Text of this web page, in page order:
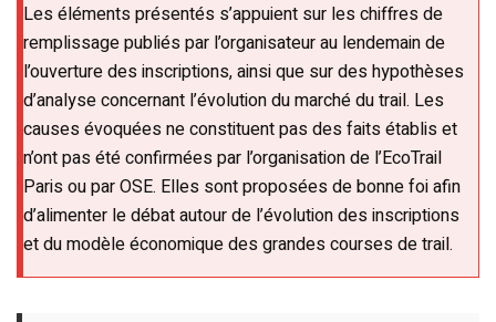
Les éléments présentés s’appuient sur les chiffres de
remplissage publiés par l’organisateur au lendemain de
l’ouverture des inscriptions, ainsi que sur des hypothèses
d’analyse concernant l’évolution du marché du trail. Les
causes évoquées ne constituent pas des faits établis et
n’ont pas été confirmées par l’organisation de l’EcoTrail
Paris ou par OSE. Elles sont proposées de bonne foi afin
d’alimenter le débat autour de l’évolution des inscriptions
et du modèle économique des grandes courses de trail.